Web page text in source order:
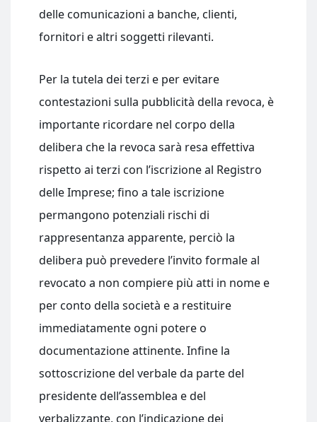
delle comunicazioni a banche, clienti,
fornitori e altri soggetti rilevanti.
Per la tutela dei terzi e per evitare
contestazioni sulla pubblicità della revoca, è
importante ricordare nel corpo della
delibera che la revoca sarà resa effettiva
rispetto ai terzi con l’iscrizione al Registro
delle Imprese; fino a tale iscrizione
permangono potenziali rischi di
rappresentanza apparente, perciò la
delibera può prevedere l’invito formale al
revocato a non compiere più atti in nome e
per conto della società e a restituire
immediatamente ogni potere o
documentazione attinente. Infine la
sottoscrizione del verbale da parte del
presidente dell’assemblea e del
verbalizzante, con l’indicazione dei